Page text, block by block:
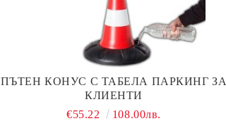
ПЪТЕН КОНУС С ТАБЕЛА ПАРКИНГ ЗА
КЛИЕНТИ
€55.22
108.00лв.